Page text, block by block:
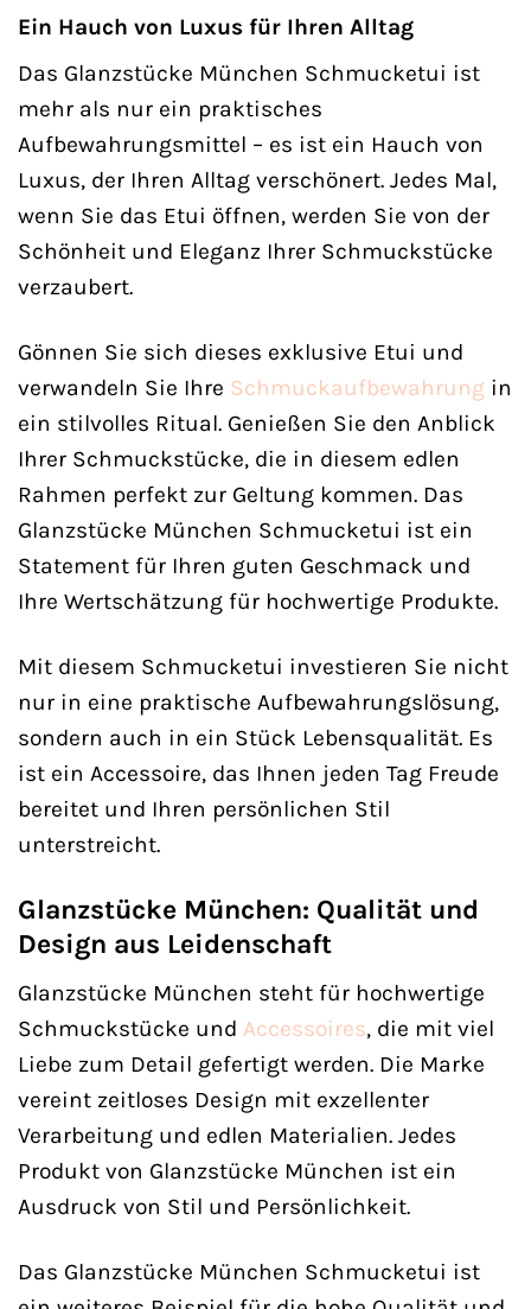
Ein Hauch von Luxus für Ihren Alltag
Das Glanzstücke München Schmucketui ist
mehr als nur ein praktisches
Aufbewahrungsmittel – es ist ein Hauch von
Luxus, der Ihren Alltag verschönert. Jedes Mal,
wenn Sie das Etui öffnen, werden Sie von der
Schönheit und Eleganz Ihrer Schmuckstücke
verzaubert.
Gönnen Sie sich dieses exklusive Etui und
verwandeln Sie Ihre Schmuckaufbewahrung in
ein stilvolles Ritual. Genießen Sie den Anblick
Ihrer Schmuckstücke, die in diesem edlen
Rahmen perfekt zur Geltung kommen. Das
Glanzstücke München Schmucketui ist ein
Statement für Ihren guten Geschmack und
Ihre Wertschätzung für hochwertige Produkte.
Mit diesem Schmucketui investieren Sie nicht
nur in eine praktische Aufbewahrungslösung,
sondern auch in ein Stück Lebensqualität. Es
ist ein Accessoire, das Ihnen jeden Tag Freude
bereitet und Ihren persönlichen Stil
unterstreicht.
Glanzstücke München: Qualität und
Design aus Leidenschaft
Glanzstücke München steht für hochwertige
Schmuckstücke und Accessoires, die mit viel
Liebe zum Detail gefertigt werden. Die Marke
vereint zeitloses Design mit exzellenter
Verarbeitung und edlen Materialien. Jedes
Produkt von Glanzstücke München ist ein
Ausdruck von Stil und Persönlichkeit.
Das Glanzstücke München Schmucketui ist